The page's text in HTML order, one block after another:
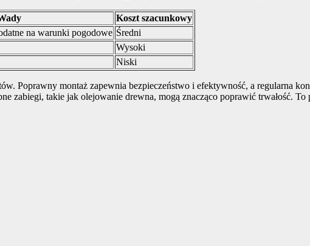
Koszt szacunkowy
na warunki pogodowe Średni
Wysoki
Niski
Poprawny montaż zapewnia bezpieczeństwo i efektywność, a regularna
zabiegi, takie jak olejowanie drewna, mogą znacząco poprawić trwałość. To